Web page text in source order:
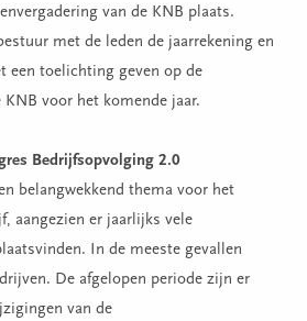
van de KNB plaats.
met de leden de jaarrekening en
een toelichting geven op de
KNB voor het komende jaar.
Bedrijfsopvolging 2.0
belangwekkend thema voor het
aangezien er jaarlijks vele
In de meeste gevallen
De afgelopen periode zijn er
van de